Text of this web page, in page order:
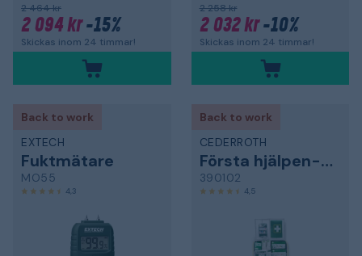
2 464 kr
2 094 kr-15%
Skickas inom 24 timmar!
2 258 kr
2 032 kr-10%
Skickas inom 24 timmar!
Back to work
EXTECH
Fuktmätare
MO55
4,3
Back to work
CEDERROTH
Första hjälpen-kit
390102
4,5